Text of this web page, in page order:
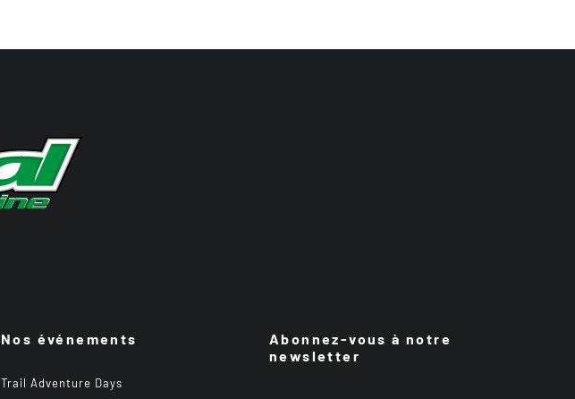
Nos événements
Trail Adventure Days
Abonnez-vous à notre
newsletter